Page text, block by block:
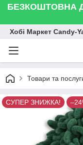
БЕЗКОШТОВНА
Хобі Маркет Candy-
Товари та
СУПЕР ЗНИЖКА!